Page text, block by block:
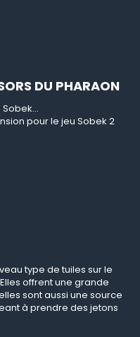
DU PHARAON
pour le jeu Sobek 2
type de tuiles sur le
offrent une grande
sont aussi une source
à prendre des jetons